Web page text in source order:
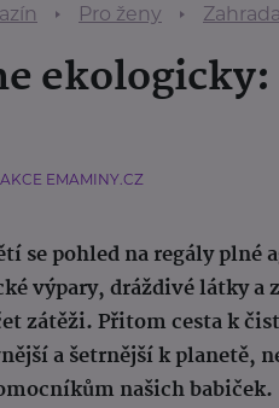
Pro ženy
ekologicky:
EMAMINY.CZ
se pohled na regály
výpary, dráždivé látky a
zátěži. Přitom cesta k
a šetrnější k planetě,
našich babiček.